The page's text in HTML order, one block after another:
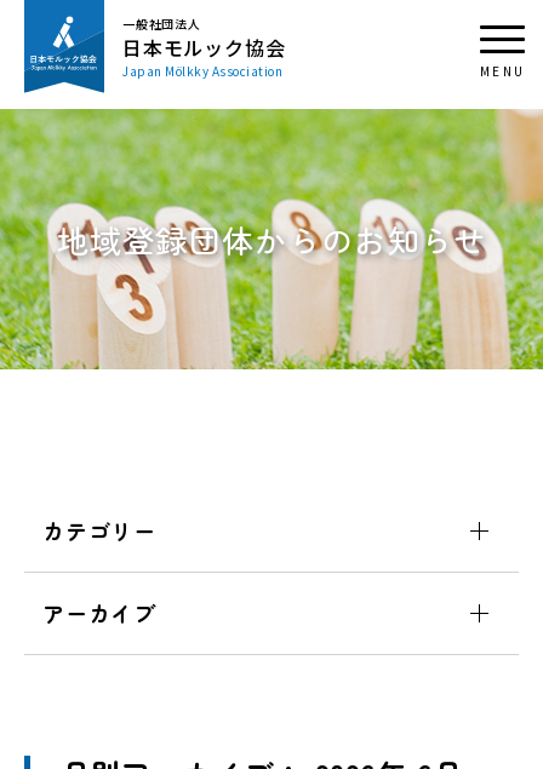
一般社団法人
日本モルック協会
Japan Mölkky Association
地域登録団体からのお知らせ
カテゴリー
アーカイブ